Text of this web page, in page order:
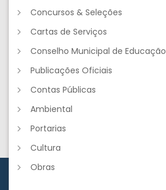
Concursos & Seleções
Cartas de Serviços
Conselho Municipal de Educação
Publicações Oficiais
Contas Públicas
Ambiental
Portarias
Cultura
Obras